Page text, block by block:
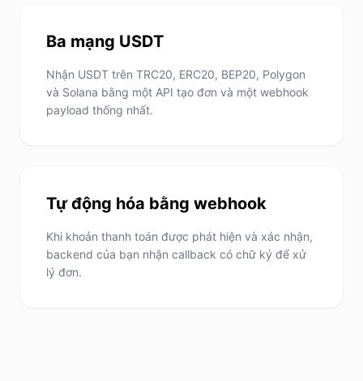
Ba mạng USDT
Nhận USDT trên TRC20, ERC20, BEP20, Polygon
và Solana bằng một API tạo đơn và một webhook
payload thống nhất.
Tự động hóa bằng webhook
Khi khoản thanh toán được phát hiện và xác nhận,
backend của bạn nhận callback có chữ ký để xử
lý đơn.